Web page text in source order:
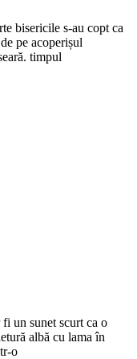
bisericile s-au copt ca
pe acoperișul
timpul
un sunet scurt ca o
albă cu lama în
o